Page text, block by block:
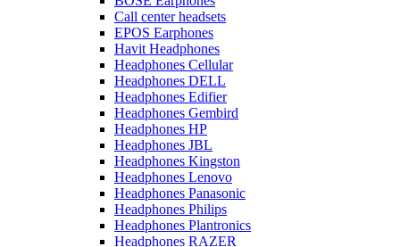
Call center headsets
EPOS Earphones
Havit Headphones
Headphones Cellular
Headphones DELL
Headphones Edifier
Headphones Gembird
Headphones HP
Headphones JBL
Headphones Kingston
Headphones Lenovo
Headphones Panasonic
Headphones Philips
Headphones Plantronics
Headphones RAZER